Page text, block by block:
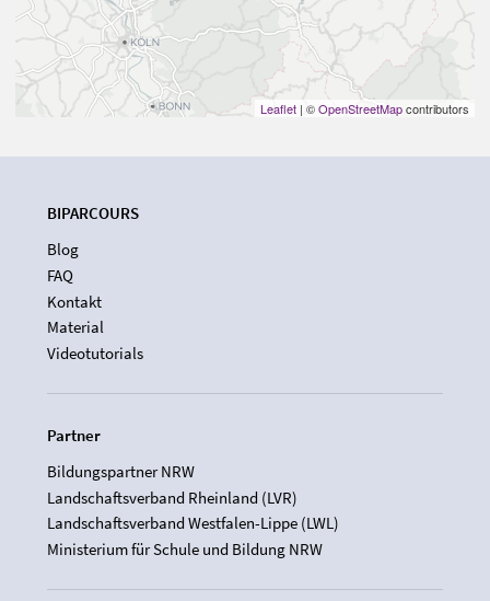
Leaflet | ©OpenStreetMapcontributors
BIPARCOURS
Blog
FAQ
Kontakt
Material
Videotutorials
Partner
Bildungspartner NRW
Landschaftsverband Rheinland (LVR)
Landschaftsverband Westfalen-Lippe (LWL)
Ministerium für Schule und Bildung NRW